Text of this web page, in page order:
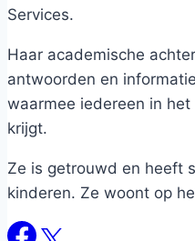
Services.
Haar academische
antwoorden en
waarmee iedereen in
krijgt.
Ze is getrouwd en heeft
kinderen. Ze woont op